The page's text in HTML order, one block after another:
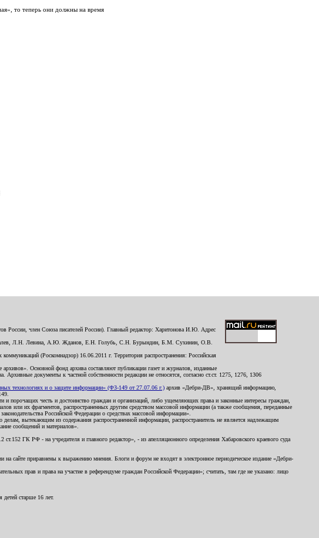
то теперь они должны на время
России, член Союза писателей России). Главный редактор: Харитонова И.Ю. Адрес
Л.Н. Левина, А.Ю. Жданов, Е.Н. Голубь, С.Н. Бурындин, Б.М. Сухинин, О.В.
(Роскомнадзор) 16.06.2011 г. Территория распространения: Российская
архивов». Основной фонд архива составляют публикации газет и журналов, изданные
документы к частной собственности редакции не относятся, согласно ст.ст. 1275, 1276, 1306
технологиях и о защите информации» (ФЗ-149 от 27.07.06 г.) архив «Дебри-ДВ», хранящий информацию,
и порочащих честь и достоинство граждан и организаций, либо ущемляющих права и законные интересы граждан,
или их фрагментов, распространенных другим средством массовой информации (а также сообщения, переданные
Российской Федерации о средствах массовой информации».
вытекающим из содержания распространенной информации, распространитель не является надлежащим
сообщений и материалов».
ГК РФ - на учредителя и главного редактор», - из апелляционного определения Хабаровского краевого суда
на сайте приравнены к выражению мнения. Блоги и форум не входят в электронное периодическое издание «Дебри-
прав и права на участие в референдуме граждан Российской Федерации»; считать, там где не указано: лицо
старше 16 лет.